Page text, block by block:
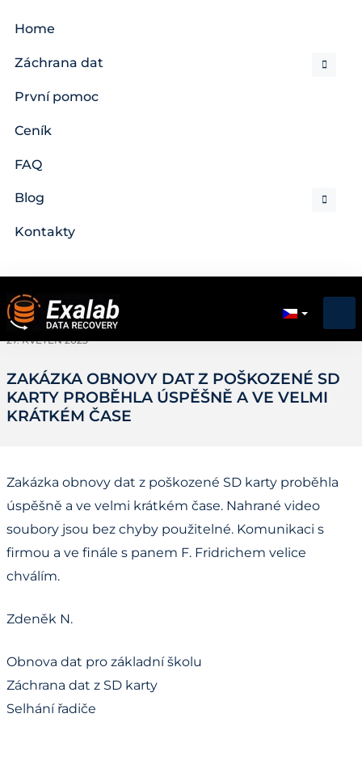
Home
Záchrana dat
První pomoc
Ceník
FAQ
Blog
Kontakty
27. KVĚTEN 2023
ZAKÁZKA OBNOVY DAT Z POŠKOZENÉ SD
KARTY PROBĚHLA ÚSPĚŠNĚ A VE VELMI
KRÁTKÉM ČASE
Zakázka obnovy dat z poškozené SD karty proběhla
úspěšně a ve velmi krátkém čase. Nahrané video
soubory jsou bez chyby použitelné. Komunikaci s
firmou a ve finále s panem F. Fridrichem velice
chválím.
Zdeněk N.
Obnova dat pro základní školu
Záchrana dat z SD karty
Selhání řadiče